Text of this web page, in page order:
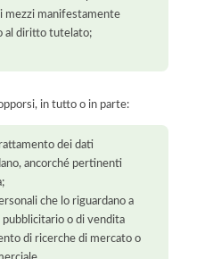
mezzi manifestamente
al diritto tutelato;
in tutto o in parte:
dei dati
ancorché pertinenti
che lo riguardano a
o di vendita
di ricerche di mercato o